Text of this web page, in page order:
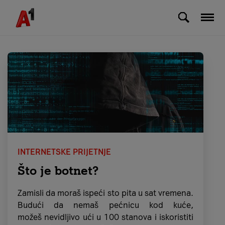
Skip to Main Content
Internetske prijetnje
INTERNETSKE PRIJETNJE
Što je botnet?
Zamisli da moraš ispeći sto pita u sat vremena.
Budući da nemaš pećnicu kod kuće,
možeš nevidljivo ući u 100 stanova i iskoristiti